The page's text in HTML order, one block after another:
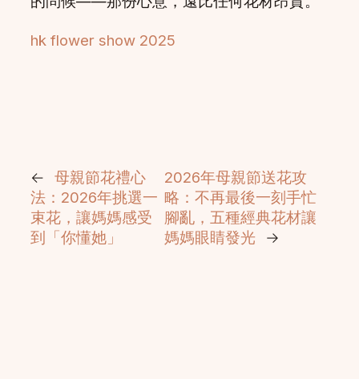
hk flower show 2025
←
母親節花禮心
法：2026年挑選一
束花，讓媽媽感受
到「你懂她」
2026年母親節送花攻
略：不再最後一刻手忙
腳亂，五種經典花材讓
媽媽眼睛發光
→